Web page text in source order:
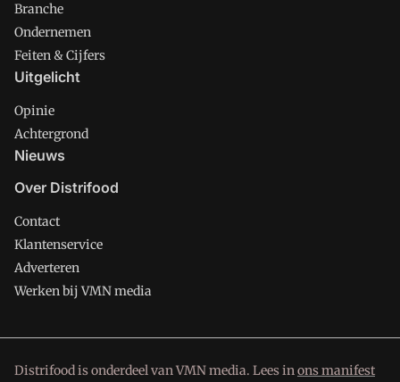
Branche
Ondernemen
Feiten & Cijfers
Uitgelicht
Opinie
Achtergrond
Nieuws
Over Distrifood
Contact
Klantenservice
Adverteren
Werken bij VMN media
Distrifood is onderdeel van VMN media. Lees inons manifest